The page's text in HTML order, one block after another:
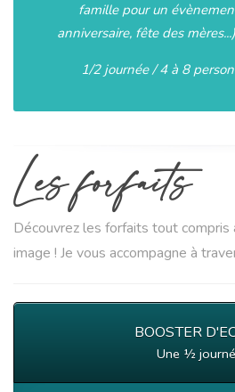
famille pour un
anniversaire, fête des
1/2 journée / 4 à 8
Lesforfaits
Découvrez les forfaits tout
image ! Je vous accompagne à
BOOSTER
Une ½